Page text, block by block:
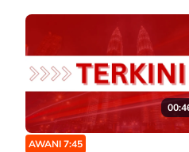
AWANI 7:45